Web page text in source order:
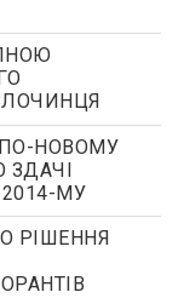
ПО-НОВОМУ
ЗДАЧІ
МУ
РІШЕННЯ